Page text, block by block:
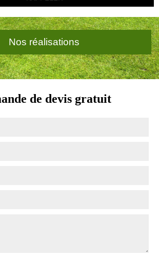
Nos réalisations
de devis gratuit